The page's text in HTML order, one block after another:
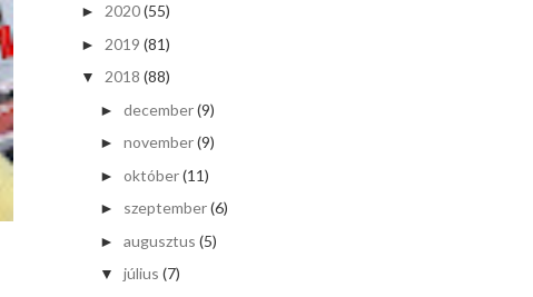
► 2020(55)
► 2019 (81)
▼ 2018 (88)
► december(9)
► november(9)
► október(11)
► szeptember(6)
► augusztus (5)
▼ július (7)